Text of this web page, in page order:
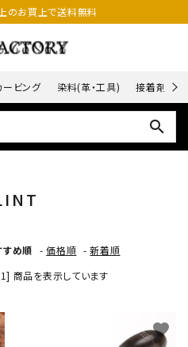
のお買上で送料無料
ービング 染料(革・工具) 接着剤
search
すめ順 -価格順 -新着順
商品を表示しています
favorite